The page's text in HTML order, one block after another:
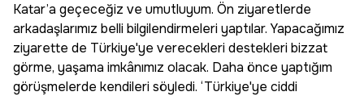
Katar’a geçeceğiz ve umutluyum. Ön ziyaretlerde
arkadaşlarımız belli bilgilendirmeleri yaptılar. Yapacağımız
ziyarette de Türkiye'ye verecekleri destekleri bizzat
görme, yaşama imkânımız olacak. Daha önce yaptığım
görüşmelerde kendileri söyledi. ‘Türkiye'ye ciddi